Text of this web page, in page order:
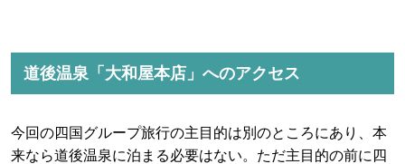
道後温泉「大和屋本店」へのアクセス
今回の四国グループ旅行の主目的は別のところにあり、本
来なら道後温泉に泊まる必要はない。ただ主目的の前に四